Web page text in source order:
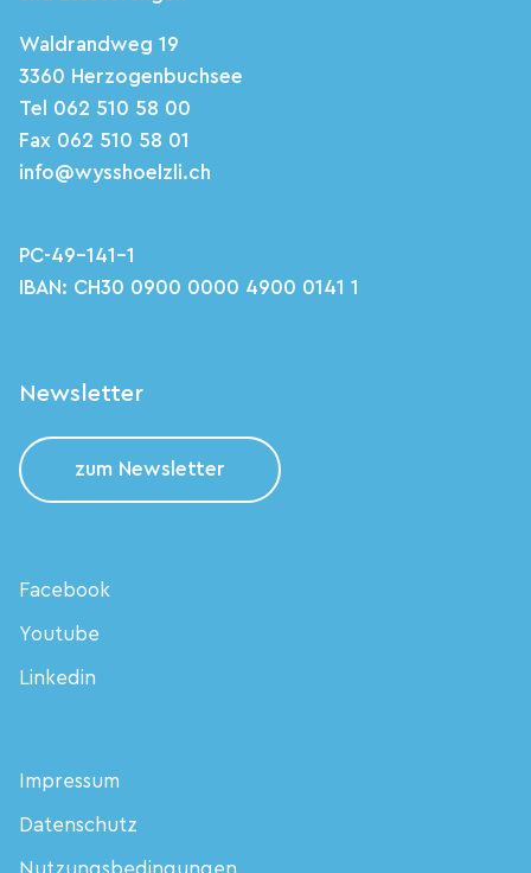
Waldrandweg 19
3360 Herzogenbuchsee
Tel 062 510 58 00
Fax 062 510 58 01
info@wysshoelzli.ch
PC-49-141-1
IBAN: CH30 0900 0000 4900 0141 1
Newsletter
zum Newsletter
Facebook
Youtube
Linkedin
Impressum
Datenschutz
Nutzungsbedingungen